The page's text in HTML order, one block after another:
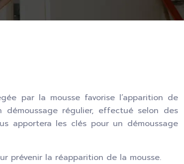
par la mousse favorise l’apparition de
démoussage régulier, effectué selon des
apportera les clés pour un démoussage
prévenir la réapparition de la mousse.